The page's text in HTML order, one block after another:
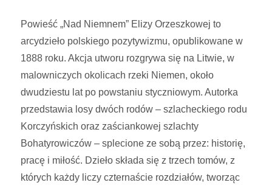
Powieść „Nad Niemnem” Elizy Orzeszkowej to
arcydzieło polskiego pozytywizmu, opublikowane w
1888 roku. Akcja utworu rozgrywa się na Litwie, w
malowniczych okolicach rzeki Niemen, około
dwudziestu lat po powstaniu styczniowym. Autorka
przedstawia losy dwóch rodów – szlacheckiego rodu
Korczyńskich oraz zaściankowej szlachty
Bohatyrowiczów – splecione ze sobą przez: historię,
pracę i miłość. Dzieło składa się z trzech tomów, z
których każdy liczy czternaście rozdziałów, tworząc